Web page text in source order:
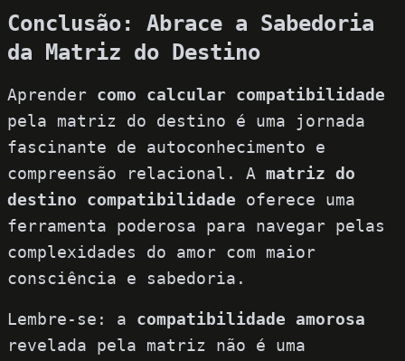
Conclusão: Abrace a Sabedoria
da Matriz do Destino
Aprender como calcular compatibilidade
pela matriz do destino é uma jornada
fascinante de autoconhecimento e
compreensão relacional. A matriz do
destino compatibilidade oferece uma
ferramenta poderosa para navegar pelas
complexidades do amor com maior
consciência e sabedoria.
Lembre-se: a compatibilidade amorosa
revelada pela matriz não é uma